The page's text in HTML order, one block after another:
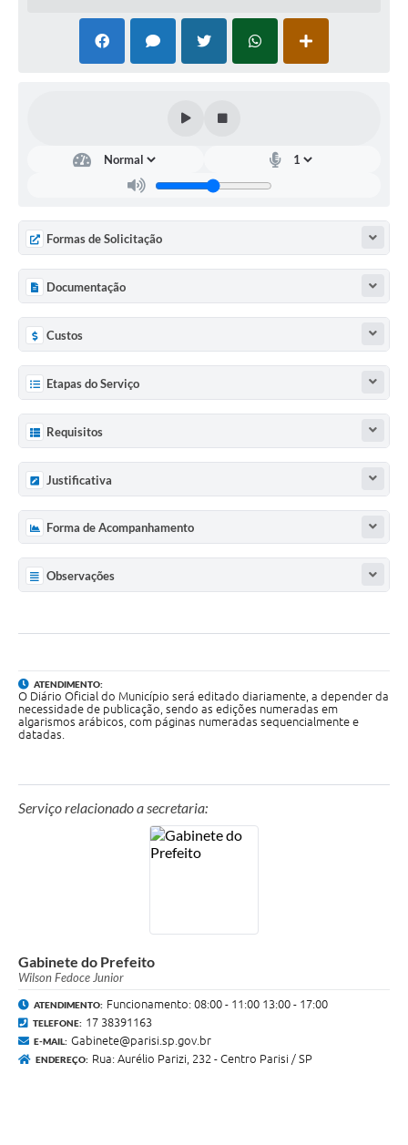
Formas de Solicitação
Documentação
Custos
Etapas do Serviço
Requisitos
Justificativa
Forma de Acompanhamento
Observações
ATENDIMENTO:
O Diário Oficial do Município será editado diariamente, a depender da
necessidade de publicação, sendo as edições numeradas em
algarismos arábicos, com páginas numeradas sequencialmente e
datadas.
Serviço relacionado a secretaria:
Gabinete do Prefeito
Wilson Fedoce Junior
ATENDIMENTO: Funcionamento: 08:00 - 11:00 13:00 - 17:00
TELEFONE: 17 38391163
E-MAIL: Gabinete@parisi.sp.gov.br
ENDEREÇO: Rua: Aurélio Parizi, 232 - Centro Parisi / SP